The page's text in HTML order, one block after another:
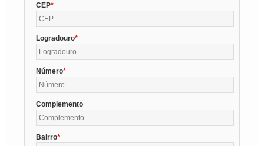
CEP
Logradouro
Número
Complemento
Bairro